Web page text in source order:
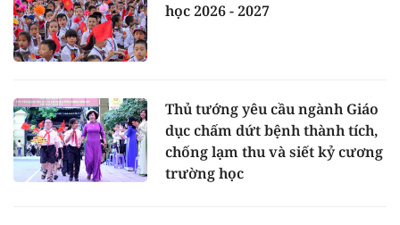
học 2026 - 2027
Thủ tướng yêu cầu ngành Giáo
dục chấm dứt bệnh thành tích,
chống lạm thu và siết kỷ cương
trường học